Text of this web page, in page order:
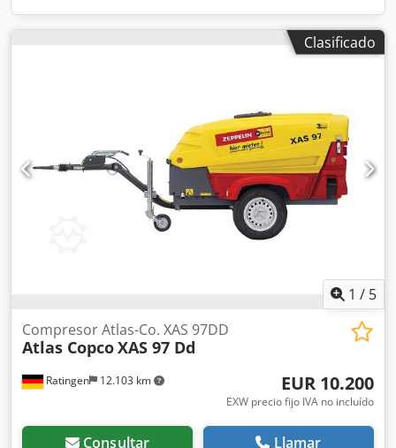
Clasificado
1 / 5
Ratingen 12.103 km
Compresor Atlas-Co. XAS 97DD
Atlas CopcoXAS 97 Dd
EUR 10.200
EXW precio fijo IVA no incluído
Consultar Llamar